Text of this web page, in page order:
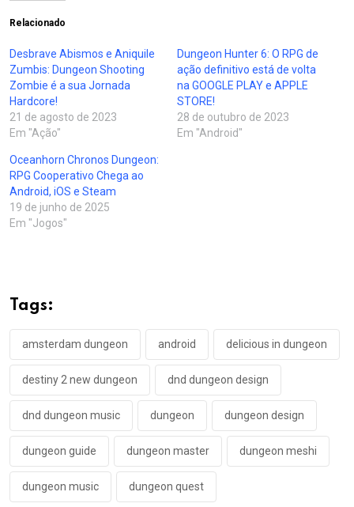
Relacionado
Desbrave Abismos e Aniquile
Zumbis: Dungeon Shooting
Zombie é a sua Jornada
Hardcore!
21 de agosto de 2023
Em "Ação"
Dungeon Hunter 6: O RPG de
ação definitivo está de volta
na GOOGLE PLAY e APPLE
STORE!
28 de outubro de 2023
Em "Android"
Oceanhorn Chronos Dungeon:
RPG Cooperativo Chega ao
Android, iOS e Steam
19 de junho de 2025
Em "Jogos"
Tags:
amsterdam dungeon android delicious in dungeon
destiny 2 new dungeon dnd dungeon design
dnd dungeon music dungeon dungeon design
dungeon guide dungeon master dungeon meshi
dungeon music dungeon quest